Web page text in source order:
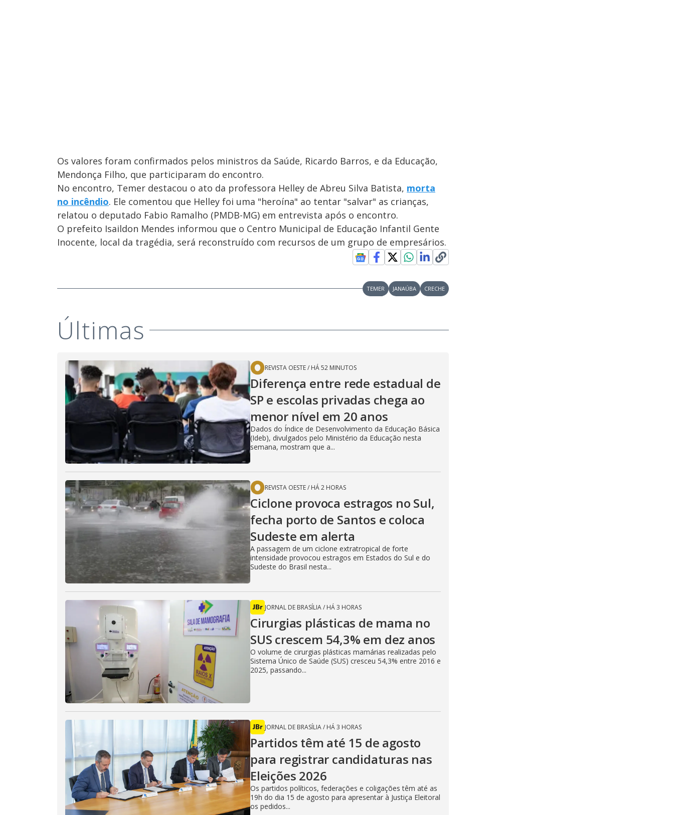
Os valores foram confirmados pelos ministros da Saúde, Ricardo Barros, e da Educação,
Mendonça Filho, que participaram do encontro.
No encontro, Temer destacou o ato da professora Helley de Abreu Silva Batista, morta
no incêndio. Ele comentou que Helley foi uma "heroína" ao tentar "salvar" as crianças,
relatou o deputado Fabio Ramalho (PMDB-MG) em entrevista após o encontro.
O prefeito Isaildon Mendes informou que o Centro Municipal de Educação Infantil Gente
Inocente, local da tragédia, será reconstruído com recursos de um grupo de empresários.
TEMER JANAÚBA CRECHE
Últimas
REVISTA OESTE/ HÁ 52 MINUTOS
Diferença entre rede estadual de
SP e escolas privadas chega ao
menor nível em 20 anos
Dados do Índice de Desenvolvimento da Educação Básica
(Ideb), divulgados pelo Ministério da Educação nesta
semana, mostram que a...
REVISTA OESTE/ HÁ 2 HORAS
Ciclone provoca estragos no Sul,
fecha porto de Santos e coloca
Sudeste em alerta
A passagem de um ciclone extratropical de forte
intensidade provocou estragos em Estados do Sul e do
Sudeste do Brasil nesta...
JORNAL DE BRASÍLIA/ HÁ 3 HORAS
Cirurgias plásticas de mama no
SUS crescem 54,3% em dez anos
O volume de cirurgias plásticas mamárias realizadas pelo
Sistema Único de Saúde (SUS) cresceu 54,3% entre 2016 e
2025, passando...
JORNAL DE BRASÍLIA/ HÁ 3 HORAS
Partidos têm até 15 de agosto
para registrar candidaturas nas
Eleições 2026
Os partidos políticos, federações e coligações têm até as
19h do dia 15 de agosto para apresentar à Justiça Eleitoral
os pedidos...